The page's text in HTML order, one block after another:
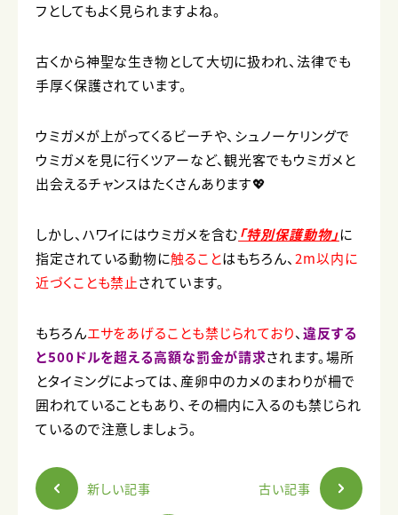
フとしてもよく見られますよね。
古くから神聖な生き物として大切に扱われ、法律でも
手厚く保護されています。
ウミガメが上がってくるビーチや、シュノーケリングで
ウミガメを見に行くツアーなど、観光客でもウミガメと
出会えるチャンスはたくさんあります💖
しかし、ハワイにはウミガメを含む「特別保護動物」に
指定されている動物に触ることはもちろん、2m以内に
近づくことも禁止されています。
もちろんエサをあげることも禁じられており、 違反する
と500ドルを超える高額な罰金が請求されます。場所
とタイミングによっては、産卵中のカメのまわりが柵で
囲われていることもあり、その柵内に入るのも禁じられ
ているので注意しましょう。
新しい記事 古い記事